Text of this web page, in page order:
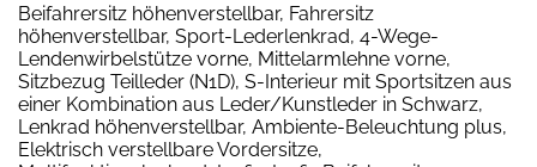
Beifahrersitz höhenverstellbar, Fahrersitz
höhenverstellbar, Sport-Lederlenkrad, 4-Wege-
Lendenwirbelstütze vorne, Mittelarmlehne vorne,
Sitzbezug Teilleder (N1D), S-Interieur mit Sportsitzen aus
einer Kombination aus Leder/Kunstleder in Schwarz,
Lenkrad höhenverstellbar, Ambiente-Beleuchtung plus,
Elektrisch verstellbare Vordersitze,